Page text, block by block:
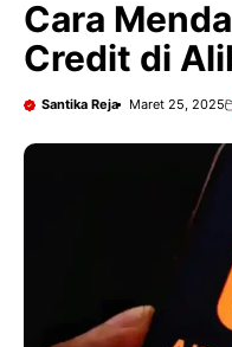
Cara
Credit di
Santika Reja Maret 25, 2025